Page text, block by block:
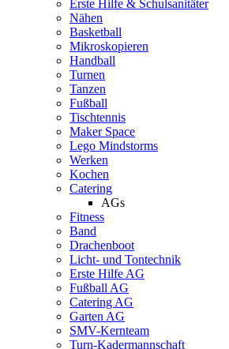
Erste Hilfe & Schulsanitäter
Nähen
Basketball
Mikroskopieren
Handball
Turnen
Tanzen
Fußball
Tischtennis
Maker Space
Lego Mindstorms
Werken
Kochen
Catering
AGs
Fitness
Band
Drachenboot
Licht- und Tontechnik
Erste Hilfe AG
Fußball AG
Catering AG
Garten AG
SMV-Kernteam
Turn-Kadermannschaft